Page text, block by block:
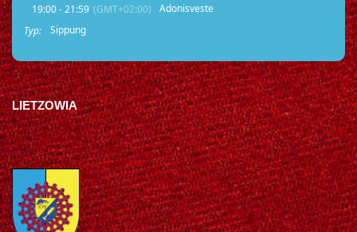
19:00 - 21:59 (GMT+02:00)
Adonisveste
Typ:
Sippung
LIETZOWIA